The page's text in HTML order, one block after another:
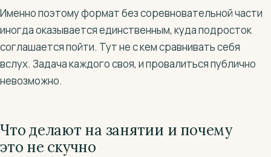
Именно поэтому формат без соревновательной части
иногда оказывается единственным, куда подросток
соглашается пойти. Тут не с кем сравнивать себя
вслух. Задача каждого своя, и провалиться публично
невозможно.
Что делают на занятии и почему
это не скучно